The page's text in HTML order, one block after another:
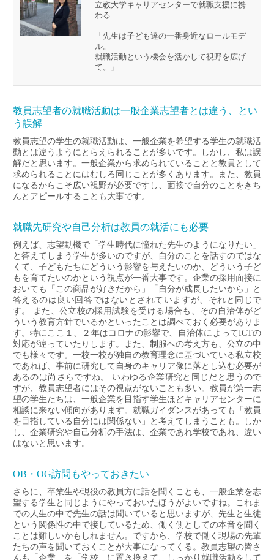
立教大学キャリアセンターで就職支援に携
わる
「先生は子ども達の一番身近なロールモデ
ル。
就職活動という機会を活かして視野を広げ
て。」
教員志望者の就職活動は一般企業志望者とは違う、とい
う誤解
教員志望の学生の就職活動は、一般企業を希望する学生の就職活
動とは違うようにとらえられることが多いです。しかし、私は誤
解だと思います。一般企業から求められていることと教員として
求められることにはむしろ同じことが多くあります。また、教員
になるからこそ広い視野が必要ですし、面接で自分のことをきち
んとアピールすることも大事です。
就職先研究や自己分析は教員の就活にも必要
例えば、志望動機で「学生時代に憧れた先生のようになりたい」
と答えてしまう学生が多いのですが、自分のことを話すのではな
くて、子どもたちにどういう影響を与えたいのか、どういう子ど
もを育てたいのかという視点が一番大事です。企業の採用面接に
おいても「この商品が好きだから」「自分が成長したいから」と
答えるのは良い回答ではないとされていますが、それと同じで
す。 また、公立校の採用試験を受ける場合も、その自治体がど
ういう教育方針でいるかといったことは調べておく必要がありま
す。特にここ１、２年はコロナの影響で、自治体によってICTの
対応が違っていたりします。また、制服への考え方も、公立の中
でも様々です。一校一校が独自の教育理念に基づいている私立校
であれば、事前に研究して自身のキャリア像に落とし込む必要が
あるのは尚さらですね。 いわゆる企業研究と同じだと思うので
すが、教員志望者にはその視点がないことも多い。教員が第一志
望の学生たちは、一般企業を目指す学生ほどキャリアセンターに
相談に来ない傾向があります。就職ガイダンスがあっても「教員
を目指している自分には関係ない」と考えてしまうことも。しか
し、企業研究や自己分析の手法は、企業であれ学校であれ、違い
はないと思います。
OB・OG訪問もやっておきたい
さらに、卒業生や現役の教員方に話を聞くことも、一般企業を志
望する学生と同じようにやっておいたほうがよいですね。これま
での人生の中で先生の話は聞いていると思いますが、先生と生徒
という関係性の中で接しているため、働く側としての本音を聞く
ことは難しいかもしれません。ですから、学校で働く現場の先輩
たちの声を聞いておくことが大事になってくる。教員志望の皆さ
んも「企業」を「学校」に置き換えて、しっかり就職活動をして